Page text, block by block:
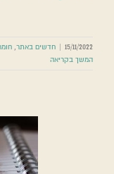
15/11/2022
| חדשים באתר,
המשך בקריאה